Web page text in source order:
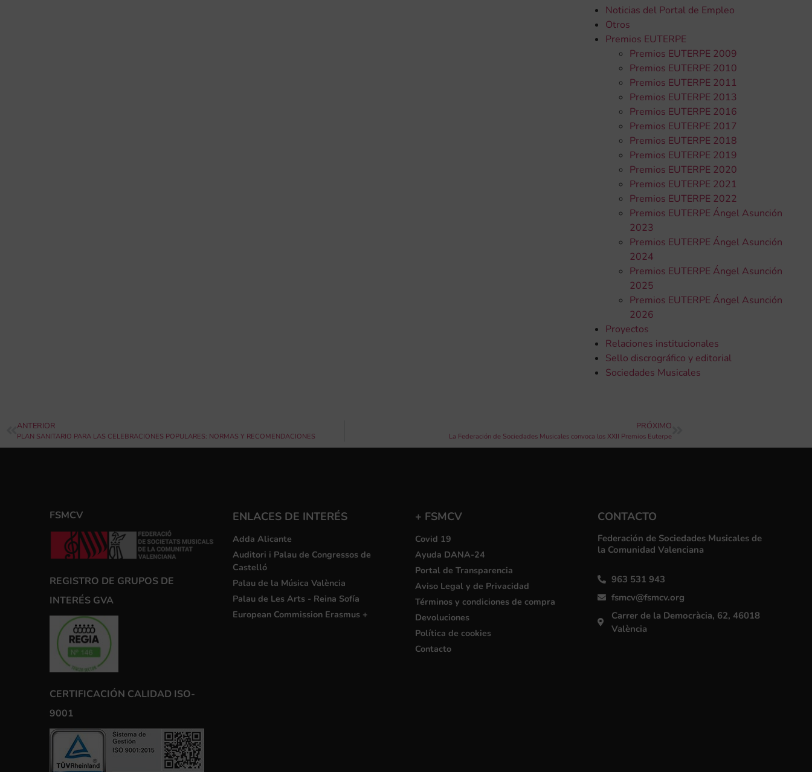
Noticias del Portal de Empleo
Otros
Premios EUTERPE
Premios EUTERPE 2009
Premios EUTERPE 2010
Premios EUTERPE 2011
Premios EUTERPE 2013
Premios EUTERPE 2016
Premios EUTERPE 2017
Premios EUTERPE 2018
Premios EUTERPE 2019
Premios EUTERPE 2020
Premios EUTERPE 2021
Premios EUTERPE 2022
Premios EUTERPE Ángel Asunción
2023
Premios EUTERPE Ángel Asunción
2024
Premios EUTERPE Ángel Asunción
2025
Premios EUTERPE Ángel Asunción
2026
Proyectos
Relaciones institucionales
Sello discrográfico y editorial
Sociedades Musicales
ANTERIOR
PLAN SANITARIO PARA LAS CELEBRACIONES POPULARES: NORMAS Y RECOMENDACIONES
PRÓXIMO
La Federación de Sociedades Musicales convoca los XXII Premios Euterpe
FSMCV
REGISTRO DE GRUPOS DE
INTERÉS GVA
CERTIFICACIÓN CALIDAD ISO-
9001
ENLACES DE INTERÉS
Adda Alicante
Auditori i Palau de Congressos de
Castelló
Palau de la Música València
Palau de Les Arts - Reina Sofía
European Commission Erasmus +
+ FSMCV
Covid 19
Ayuda DANA-24
Portal de Transparencia
Aviso Legal y de Privacidad
Términos y condiciones de compra
Devoluciones
Política de cookies
Contacto
CONTACTO
Federación de Sociedades Musicales de
la Comunidad Valenciana
963 531 943
fsmcv@fsmcv.org
Carrer de la Democràcia, 62, 46018
València